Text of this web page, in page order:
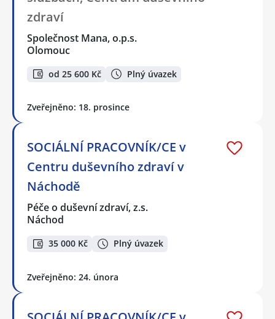
zdraví
Společnost Mana, o.p.s.
Olomouc
od 25 600 Kč Plný úvazek
Zveřejněno: 18. prosince
SOCIÁLNÍ PRACOVNÍK/CE v
Centru duševního zdraví v
Náchodě
Péče o duševní zdraví, z.s.
Náchod
35 000 Kč Plný úvazek
Zveřejněno: 24. února